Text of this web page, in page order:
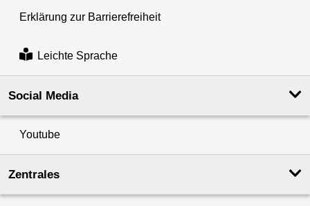
Erklärung zur Barrierefreiheit
Leichte Sprache
Social Media
Youtube
Zentrales